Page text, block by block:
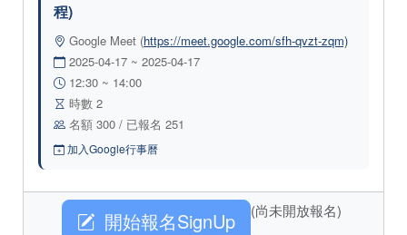
程)
Google Meet (https://meet.google.com/sfh-qvzt-zqm)
2025-04-17 ~ 2025-04-17
12:30 ~ 14:00
時數 2
名額 300 / 已報名 251
加入Google行事曆
開始報名SignUp (尚未開放報名)